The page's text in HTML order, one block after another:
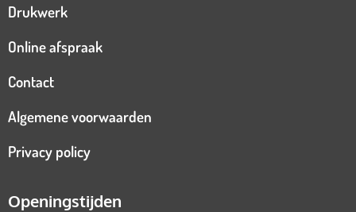
Drukwerk
Online afspraak
Contact
Algemene voorwaarden
Privacy policy
Openingstijden